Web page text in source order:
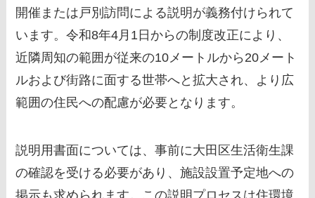
開催または戸別訪問による説明が義務付けられて
います。令和8年4月1日からの制度改正により、
近隣周知の範囲が従来の10メートルから20メート
ルおよび街路に面する世帯へと拡大され、より広
範囲の住民への配慮が必要となります。
説明用書面については、事前に大田区生活衛生課
の確認を受ける必要があり、施設設置予定地への